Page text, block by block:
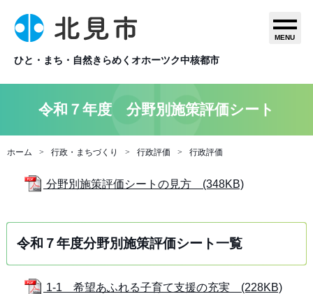
ひと・まち・自然きらめくオホーツク中核都市
MENU
令和７年度 分野別施策評価シート
ホーム 行政・まちづくり 行政評価 行政評価
分野別施策評価シートの見方 (348KB)
令和７年度分野別施策評価シート一覧
1-1 希望あふれる子育て支援の充実 (228KB)